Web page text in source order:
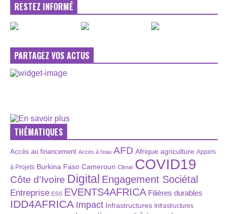
RESTEZ INFORMÉ
PARTAGEZ VOS ACTUS
THÉMATIQUES
Accès au financement Accès à l’eau AFD Afrique agriculture Appels
à Projets Burkina Faso Cameroun Climat COVID19
Côte d'Ivoire Digital Engagement Sociétal
Entreprise ESS EVENTS4AFRICA Filières durables
IDD4AFRICA Impact Infrastructures Infrastructures